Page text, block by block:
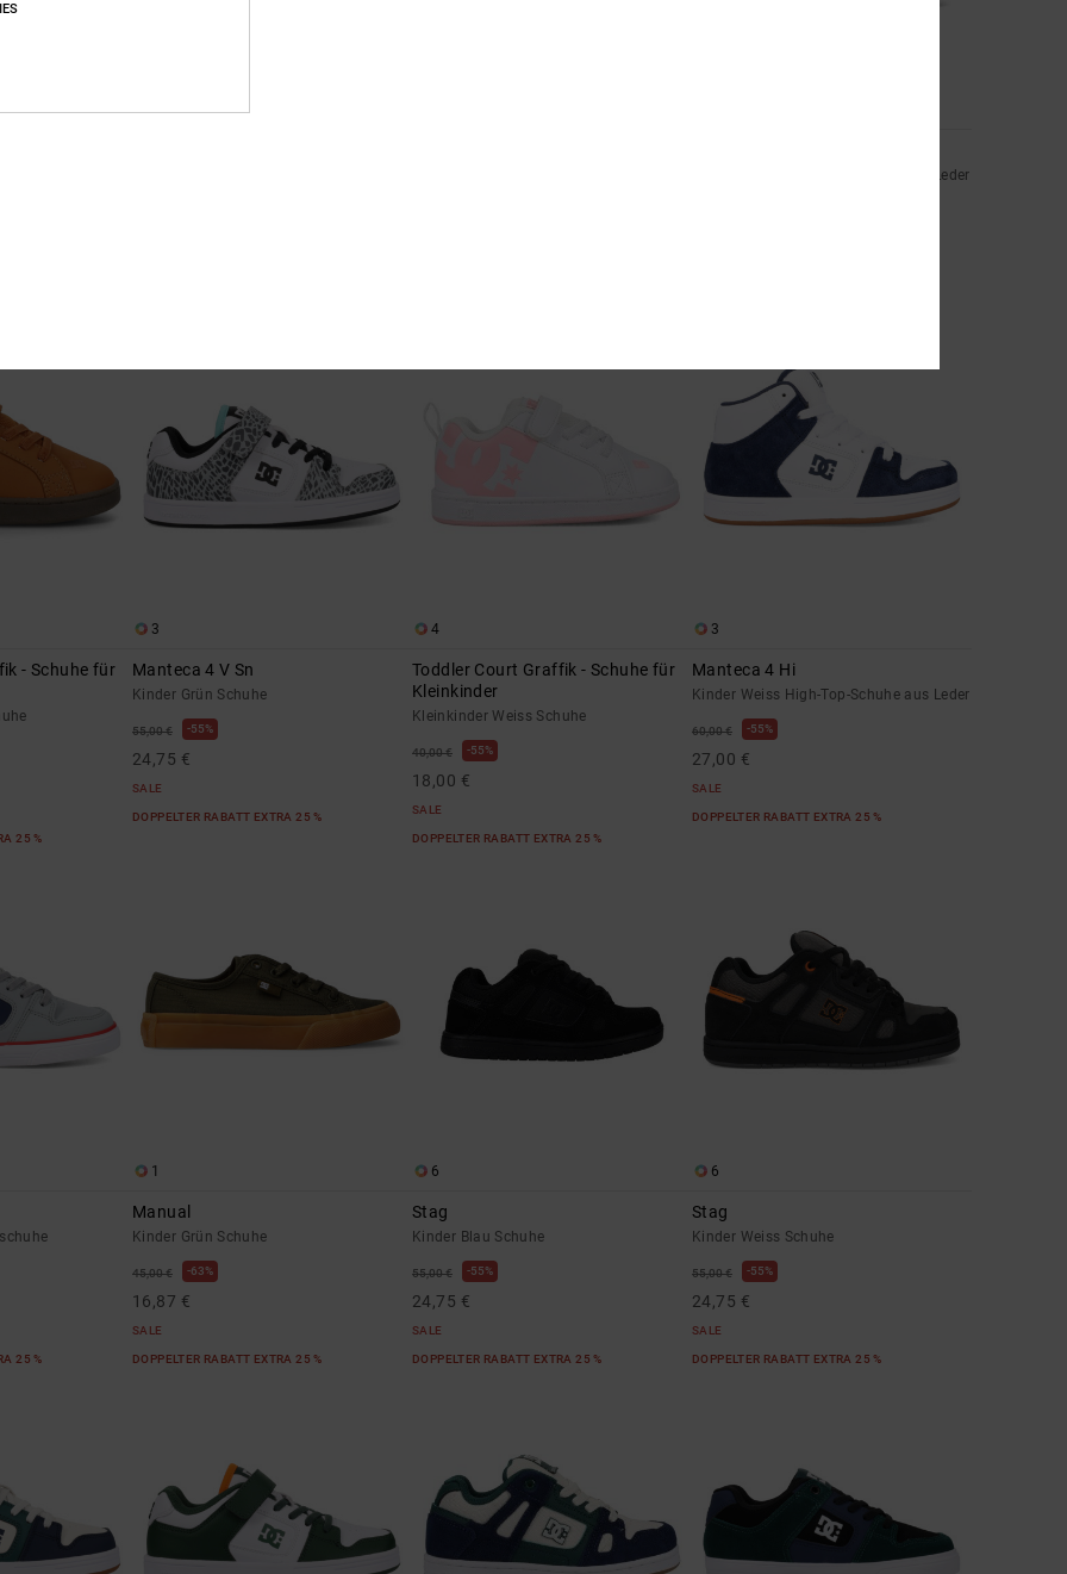
1
Kinder Weiss High-Top-Schuhe aus Leder
- Schuhe für
25 %
3
Manteca 4 V Sn
Kinder Grün Schuhe
55,00 € 55%
24,75 €
SALE
DOPPELTER RABATT EXTRA 25 %
4
Toddler Court Graffik - Schuhe für
Kleinkinder
Kleinkinder Weiss Schuhe
40,00 € 55%
18,00 €
SALE
DOPPELTER RABATT EXTRA 25 %
3
Manteca 4 Hi
Kinder Weiss High-Top-Schuhe aus Leder
60,00 € 55%
27,00 €
SALE
DOPPELTER RABATT EXTRA 25 %
25 %
1
Manual
Kinder Grün Schuhe
45,00 € 63%
16,87 €
SALE
DOPPELTER RABATT EXTRA 25 %
6
Stag
Kinder Blau Schuhe
55,00 € 55%
24,75 €
SALE
DOPPELTER RABATT EXTRA 25 %
6
Stag
Kinder Weiss Schuhe
55,00 € 55%
24,75 €
SALE
DOPPELTER RABATT EXTRA 25 %